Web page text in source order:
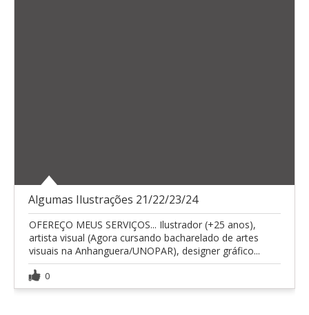
Algumas Ilustrações 21/22/23/24
OFEREÇO MEUS SERVIÇOS... Ilustrador (+25 anos),
artista visual (Agora cursando bacharelado de artes
visuais na Anhanguera/UNOPAR), designer gráfico...
0